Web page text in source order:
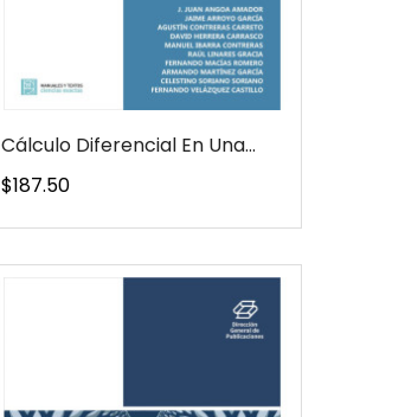
Cálculo Diferencial En Una...
Precio
$187.50